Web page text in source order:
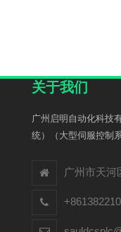
关于我们
广州启明自动化科技
统）（大型伺服控制
广州市天河